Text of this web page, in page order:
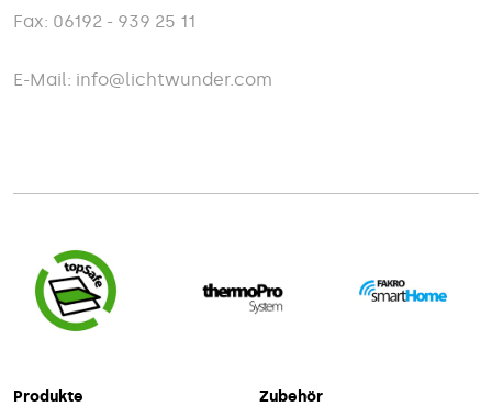
Fax: 06192 - 939 25 11
E-Mail: info@lichtwunder.com
Produkte Zubehör